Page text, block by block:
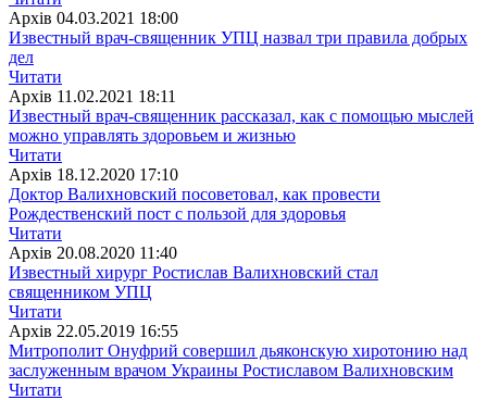
Архiв 04.03.2021 18:00
Известный врач-священник УПЦ назвал три правила добрых
дел
Читати
Архiв 11.02.2021 18:11
Известный врач-священник рассказал, как с помощью мыслей
можно управлять здоровьем и жизнью
Читати
Архiв 18.12.2020 17:10
Доктор Валихновский посоветовал, как провести
Рождественский пост с пользой для здоровья
Читати
Архiв 20.08.2020 11:40
Известный хирург Ростислав Валихновский стал
священником УПЦ
Читати
Архiв 22.05.2019 16:55
Митрополит Онуфрий совершил дьяконскую хиротонию над
заслуженным врачом Украины Ростиславом Валихновским
Читати